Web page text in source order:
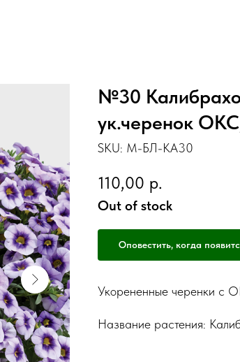
№30
ук.черенок
SKU: М-БЛ-КА30
110,00 р.
Out of stock
Оповестить, когда
Укорененные черенки с
Название растения: